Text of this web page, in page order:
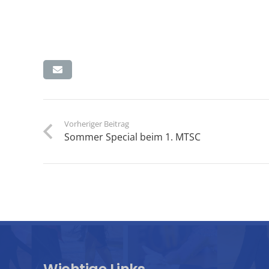
Vorheriger Beitrag
Sommer Special beim 1. MTSC